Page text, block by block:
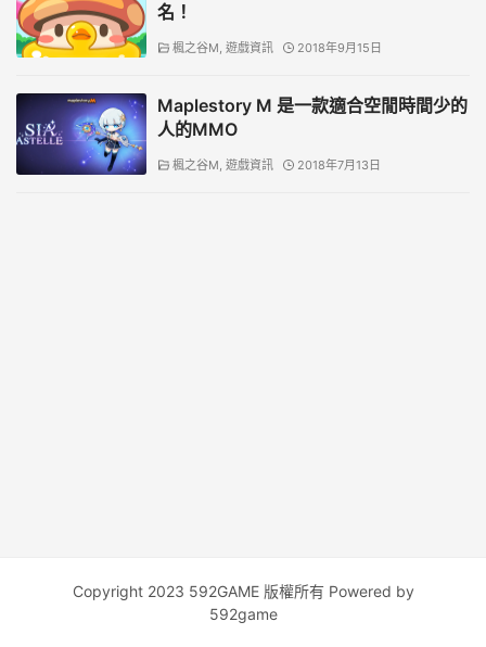
名！
楓之谷M, 遊戲資訊 2018年9月15日
Maplestory M 是一款適合空閒時間少的
人的MMO
楓之谷M, 遊戲資訊 2018年7月13日
Copyright 2023 592GAME 版權所有 Powered by
592game